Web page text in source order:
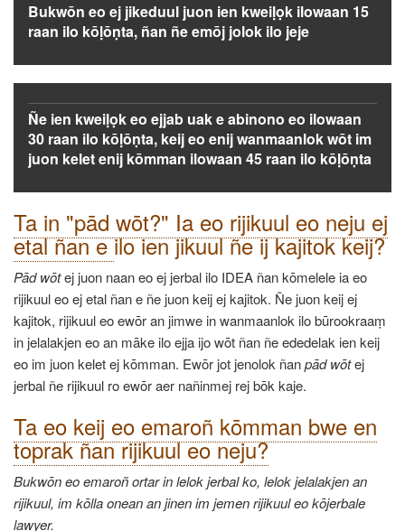
Bukwōn eo ej jikeduul juon ien kweiḷọk ilowaan 15
raan ilo kōḷōṇta, ñan ñe emōj jolok ilo jeje
Ñe ien kweiḷọk eo ejjab uak e abinono eo ilowaan
30 raan ilo kōḷōṇta, keij eo enij wanmaanlok wōt im
juon kelet enij kōmman ilowaan 45 raan ilo kōḷōṇta
Ta in "pād wōt?" Ia eo rijikuul eo neju ej
etal ñan eilo ien jikuul ñe ij kajitok keij?
Pād wōtej juon naan eo ej jerbal ilo IDEA ñan kōmelele ia eo
rijikuul eo ej etal ñan e ñe juon keij ej kajitok. Ñe juon keij ej
kajitok, rijikuul eo ewōr an jimwe in wanmaanlok ilo būrookraaṃ
in jelalakjen eo an māke ilo ejja ijo wōt ñan ñe ededelak ien keij
eo im juon kelet ej kōmman. Ewōr jot jenolok ñanpād wōtej
jerbal ñe rijikuul ro ewōr aer nañinmej rej bōk kaje.
Ta eo keij eo emaroñ kōmman bwe en
toprak ñan rijikuul eo neju?
Bukwōn eo emaroñ ortar in lelok jerbal ko, lelok jelalakjen an
rijikuul, im kōlla onean an jinen im jemen rijikuul eo kōjerbale
lawyer.